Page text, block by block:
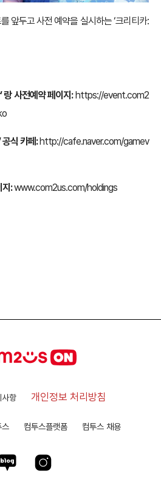
앞두고 사전 예약을 실시하는 ‘크리티카:
랑 사전예약 페이지: https://event.com2
공식 카페: http://cafe.naver.com/gamev
지:www.com2us.com/holdings
사항 개인정보 처리방침
스 컴투스플랫폼 컴투스 채용